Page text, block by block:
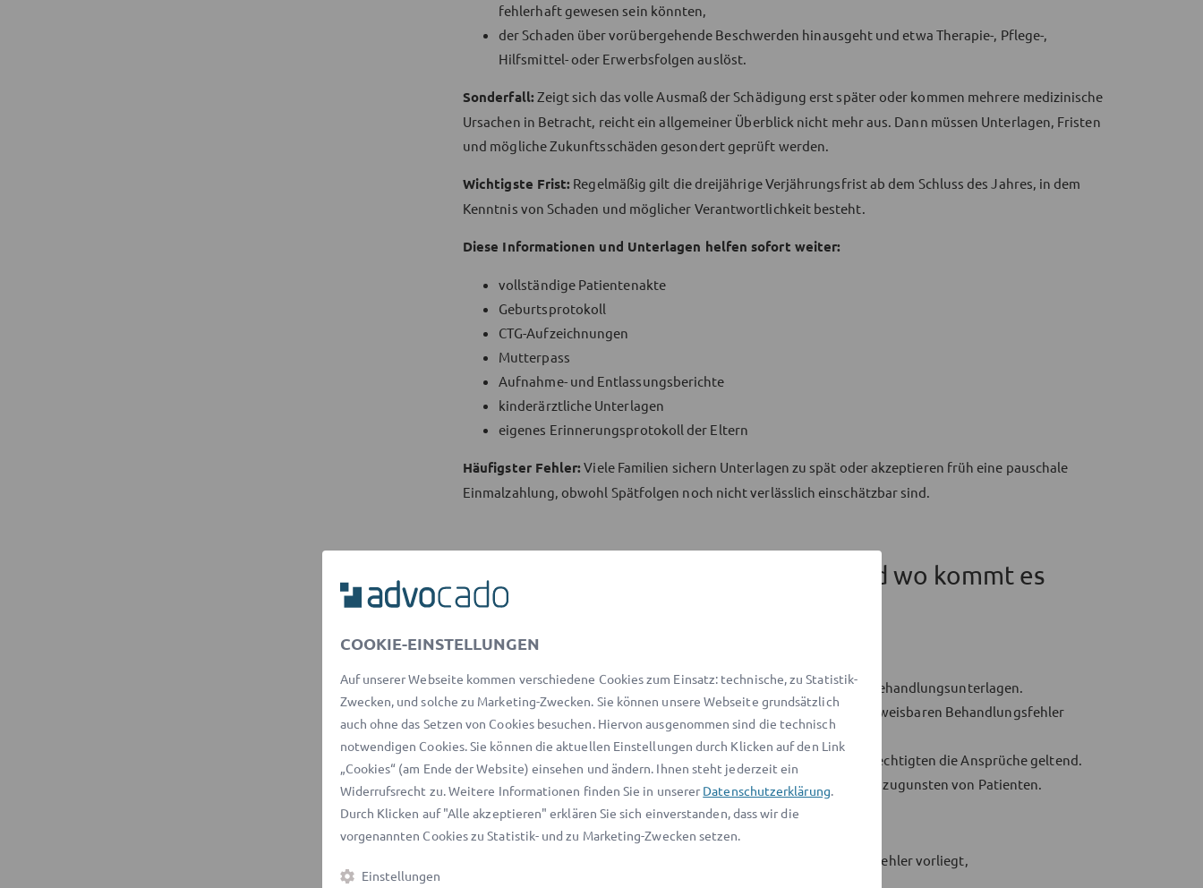
fehlerhaft gewesen sein könnten,
der Schaden über vorübergehende Beschwerden hinausgeht und etwa Therapie-, Pflege-,
Hilfsmittel- oder Erwerbsfolgen auslöst.
Sonderfall: Zeigt sich das volle Ausmaß der Schädigung erst später oder kommen mehrere medizinische
Ursachen in Betracht, reicht ein allgemeiner Überblick nicht mehr aus. Dann müssen Unterlagen, Fristen
und mögliche Zukunftsschäden gesondert geprüft werden.
Wichtigste Frist: Regelmäßig gilt die dreijährige Verjährungsfrist ab dem Schluss des Jahres, in dem
Kenntnis von Schaden und möglicher Verantwortlichkeit besteht.
Diese Informationen und Unterlagen helfen sofort weiter:
vollständige Patientenakte
Geburtsprotokoll
CTG-Aufzeichnungen
Mutterpass
Aufnahme- und Entlassungsberichte
kinderärztliche Unterlagen
eigenes Erinnerungsprotokoll der Eltern
Häufigster Fehler: Viele Familien sichern Unterlagen zu spät oder akzeptieren früh eine pauschale
Einmalzahlung, obwohl Spätfolgen noch nicht verlässlich einschätzbar sind.
Fakt vs. Einzelfall: Was ist sicher – und wo kommt es
wirklich darauf an?
Sicher ist:
Patienten haben grundsätzlich ein Recht auf Einsicht in ihre Behandlungsunterlagen.
Schmerzensgeld und Schadensersatz kommen bei einem nachweisbaren Behandlungsfehler
grundsätzlich in Betracht.
Bei minderjährigen Kindern machen in der Regel die Sorgeberechtigten die Ansprüche geltend.
In bestimmten Konstellationen gibt es Beweiserleichterungen zugunsten von Patienten.
Kommt darauf an:
ob tatsächlich ein Behandlungs-, Diagnose- oder Aufklärungsfehler vorliegt,
COOKIE-EINSTELLUNGEN
Auf unserer Webseite kommen verschiedene Cookies zum Einsatz: technische, zu Statistik-
Zwecken, und solche zu Marketing-Zwecken. Sie können unsere Webseite grundsätzlich
auch ohne das Setzen von Cookies besuchen. Hiervon ausgenommen sind die technisch
notwendigen Cookies. Sie können die aktuellen Einstellungen durch Klicken auf den Link
„Cookies“ (am Ende der Website) einsehen und ändern. Ihnen steht jederzeit ein
Widerrufsrecht zu. Weitere Informationen finden Sie in unserer Datenschutzerklärung.
Durch Klicken auf "Alle akzeptieren" erklären Sie sich einverstanden, dass wir die
vorgenannten Cookies zu Statistik- und zu Marketing-Zwecken setzen.
Einstellungen